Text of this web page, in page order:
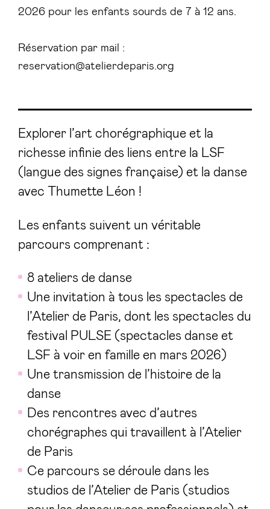
2026 pour les enfants sourds de 7 à 12 ans.
Réservation par mail :
reservation@atelierdeparis.org
Explorer l’art chorégraphique et la
richesse infinie des liens entre la LSF
(langue des signes française) et la danse
avec Thumette Léon !
Les enfants suivent un véritable
parcours comprenant :
8 ateliers de danse
Une invitation à tous les spectacles de
l’Atelier de Paris, dont les spectacles du
festival PULSE (spectacles danse et
LSF à voir en famille en mars 2026)
Une transmission de l’histoire de la
danse
Des rencontres avec d’autres
chorégraphes qui travaillent à l’Atelier
de Paris
Ce parcours se déroule dans les
studios de l’Atelier de Paris (studios